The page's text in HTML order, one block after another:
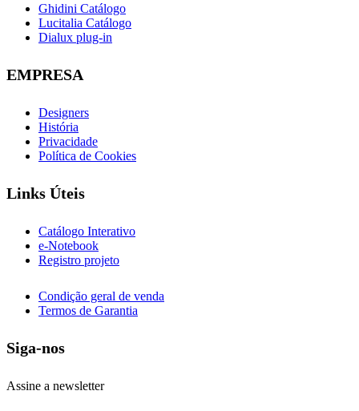
Ghidini Catálogo
Lucitalia Catálogo
Dialux plug-in
EMPRESA
Designers
História
Privacidade
Política de Cookies
Links Úteis
Catálogo Interativo
e-Notebook
Registro projeto
Condição geral de venda
Termos de Garantia
Siga-nos
Assine a newsletter